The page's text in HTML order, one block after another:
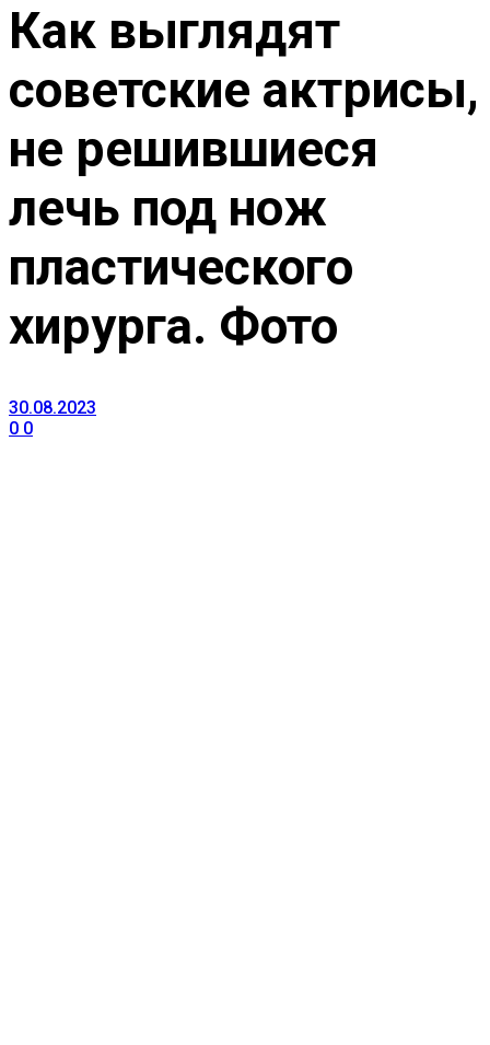
Как выглядят
советские актрисы,
не решившиеся
лечь под нож
пластического
хирурга. Фото
30.08.2023
0 0